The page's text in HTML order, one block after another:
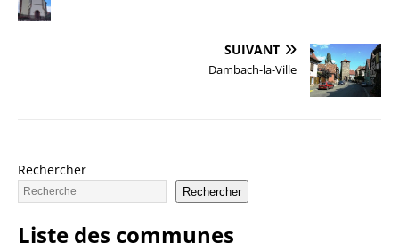
SUIVANT
Dambach-la-Ville
Rechercher
Rechercher
Liste des communes